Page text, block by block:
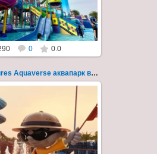
Thai-Online
0 0.0
Columbia Pictures Aquaverse аквапарк в Паттайе 255
23.10.2022
Aquaverse - новый
аквапарк в Паттайе.
октябре 2022 после